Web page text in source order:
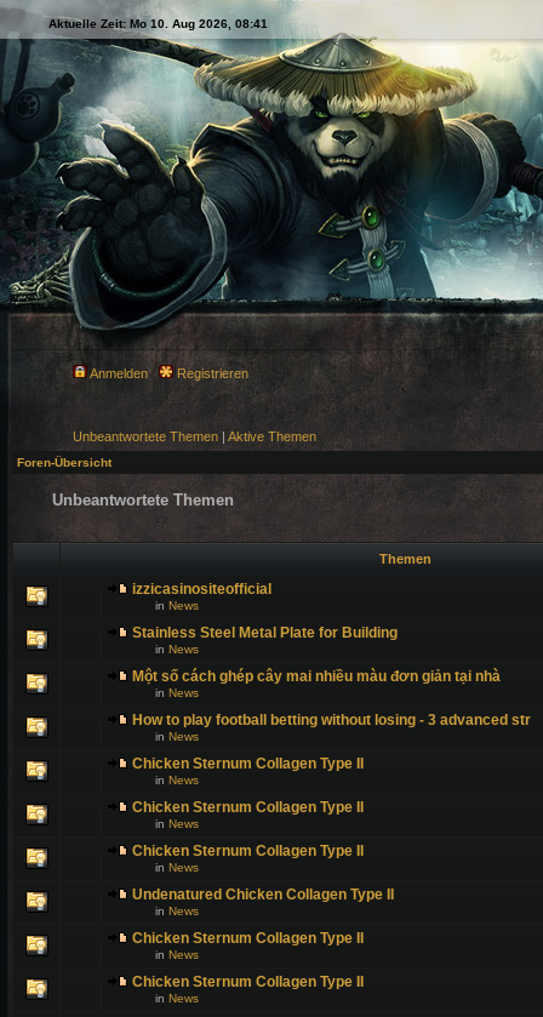
Aktuelle Zeit: Mo 10. Aug 2026, 08:41
Anmelden Registrieren
Unbeantwortete Themen | Aktive Themen
Foren-Übersicht
Unbeantwortete Themen
Themen
izzicasinositeofficial
in News
Stainless Steel Metal Plate for Building
in News
Một số cách ghép cây mai nhiều màu đơn giản tại nhà
in News
How to play football betting without losing - 3 advanced str
in News
Chicken Sternum Collagen Type II
in News
Chicken Sternum Collagen Type II
in News
Chicken Sternum Collagen Type II
in News
Undenatured Chicken Collagen Type II
in News
Chicken Sternum Collagen Type II
in News
Chicken Sternum Collagen Type II
in News